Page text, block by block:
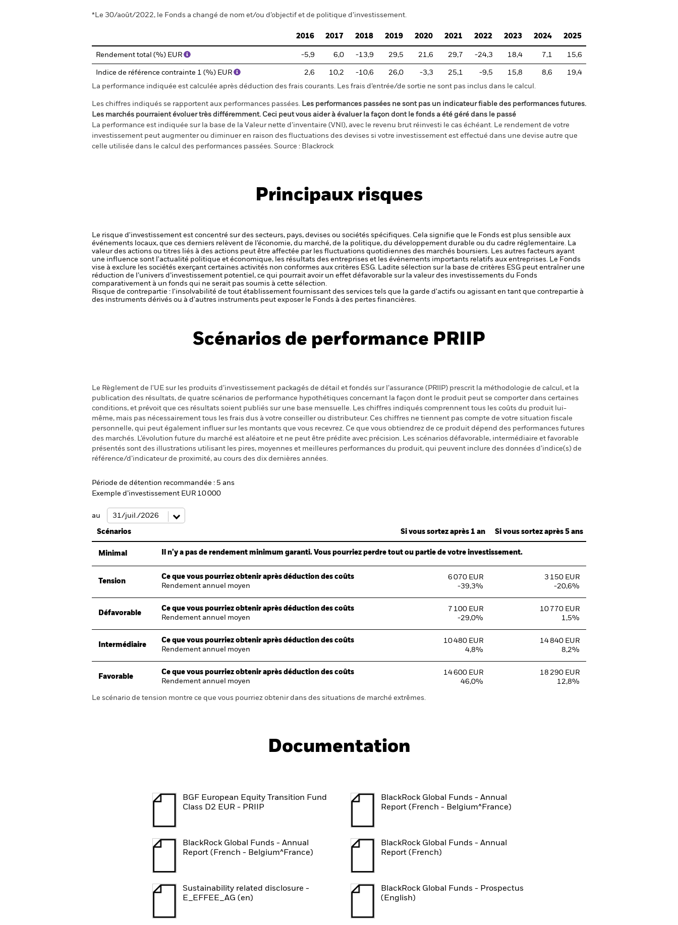
*Le 30/août/2022, le Fonds a changé de nom et/ou d’objectif et de politique d’investissement.
2016 2017 2018 2019 2020 2021 2022 2023 2024 2025
Rendement total (%) EUR -5,9 6,0 -13,9 29,5 21,6 29,7 -24,3 18,4 7,1 15,6
Indice de référence contrainte 1 (%) EUR 2,6 10,2 -10,6 26,0 -3,3 25,1 -9,5 15,8 8,6
19,4
La performance indiquée est calculée après déduction des frais courants. Les frais d’entrée/de sortie ne sont pas inclus dans le calcul.
Les chiffres indiqués se rapportent aux performances passées. Les performances passées ne sont pas un indicateur fiable des performances futures.
Les marchés pourraient évoluer très différemment. Ceci peut vous aider à évaluer la façon dont le fonds a été géré dans le passé
La performance est indiquée sur la base de la Valeur nette d’inventaire (VNI), avec le revenu brut réinvesti le cas échéant. Le rendement de votre
investissement peut augmenter ou diminuer en raison des fluctuations des devises si votre investissement est effectué dans une devise autre que
celle utilisée dans le calcul des performances passées. Source : Blackrock
Principaux risques
Le risque d'investissement est concentré sur des secteurs, pays, devises ou sociétés spécifiques. Cela signifie que le Fonds est plus sensible aux
événements locaux, que ces derniers relèvent de l’économie, du marché, de la politique, du développement durable ou du cadre réglementaire. La
valeur des actions ou titres liés à des actions peut être affectée par les fluctuations quotidiennes des marchés boursiers. Les autres facteurs ayant
une influence sont l'actualité politique et économique, les résultats des entreprises et les événements importants relatifs aux entreprises. Le Fonds
vise à exclure les sociétés exerçant certaines activités non conformes aux critères ESG. Ladite sélection sur la base de critères ESG peut entraîner une
réduction de l’univers d’investissement potentiel, ce qui pourrait avoir un effet défavorable sur la valeur des investissements du Fonds
comparativement à un fonds qui ne serait pas soumis à cette sélection.
Risque de contrepartie : l'insolvabilité de tout établissement fournissant des services tels que la garde d'actifs ou agissant en tant que contrepartie à
des instruments dérivés ou à d'autres instruments peut exposer le Fonds à des pertes financières.
Scénarios de performance PRIIP
Le Règlement de l'UE sur les produits d’investissement packagés de détail et fondés sur l’assurance (PRIIP) prescrit la méthodologie de calcul, et la
publication des résultats, de quatre scénarios de performance hypothétiques concernant la façon dont le produit peut se comporter dans certaines
conditions, et prévoit que ces résultats soient publiés sur une base mensuelle. Les chiffres indiqués comprennent tous les coûts du produit lui-
même, mais pas nécessairement tous les frais dus à votre conseiller ou distributeur. Ces chiffres ne tiennent pas compte de votre situation fiscale
personnelle, qui peut également influer sur les montants que vous recevrez. Ce que vous obtiendrez de ce produit dépend des performances futures
des marchés. L’évolution future du marché est aléatoire et ne peut être prédite avec précision. Les scénarios défavorable, intermédiaire et favorable
présentés sont des illustrations utilisant les pires, moyennes et meilleures performances du produit, qui peuvent inclure des données d’indice(s) de
référence/d’indicateur de proximité, au cours des dix dernières années.
Période de détention recommandée : 5 ans
Exemple d’investissement EUR 10 000
au
Scénarios Si vous sortez après 1 an Si vous sortez après 5 ans
Minimal Il n’y a pas de rendement minimum garanti. Vous pourriez perdre tout ou partie de votre investissement.
Tension
Ce que vous pourriez obtenir après déduction des coûts
Rendement annuel moyen
6 070 EUR
-39,3%
3 150 EUR
-20,6%
Défavorable
Ce que vous pourriez obtenir après déduction des coûts
Rendement annuel moyen
7 100 EUR
-29,0%
10 770 EUR
1,5%
Intermédiaire
Ce que vous pourriez obtenir après déduction des coûts
Rendement annuel moyen
10 480 EUR
4,8%
14 840 EUR
8,2%
Favorable
Ce que vous pourriez obtenir après déduction des coûts
Rendement annuel moyen
14 600 EUR
46,0%
18 290 EUR
12,8%
Le scénario de tension montre ce que vous pourriez obtenir dans des situations de marché extrêmes.
Documentation
BGF European Equity Transition Fund
Class D2 EUR - PRIIP
BlackRock Global Funds - Annual
Report (French - Belgium^France)
BlackRock Global Funds - Annual
Report (French - Belgium^France)
BlackRock Global Funds - Annual
Report (French)
Sustainability related disclosure -
E_EFFEE_AG (en)
BlackRock Global Funds - Prospectus
(English)